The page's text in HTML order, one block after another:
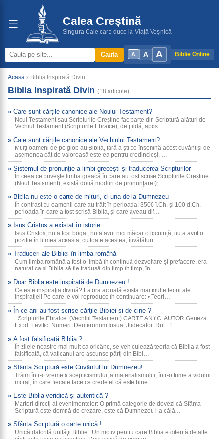
☰ Calea Creștină
Singura Cale care duce la Viață Veșnică
A A A Biblie Online
Cauta
Acasă › Biblia Inspirată Divin
Biblia Inspirată Divin (18 articole)
Care sunt cărțile canonice ale Noului Testament?
Noul Testament sau Scripturile Creștine fac parte din Scriptură alături de
Vechiul Testament (Scripturile Ebraice), de pildă, apos…
Care sunt cărțile canonice ale Vechiului Testament?
Mulți oameni de pe glob au Biblia, fără a ști ce însemnă acest cuvânt și de
asemenea cât de valoroasă este ea pentru credincioși, …
Sistemul de pronunţie a limbi greceşti și traducerea Scripturilor
În ceea ce priveşte limba greacă în care au fost scrise Scripturile Creștine
(Noul Testament), există două moduri de pronunţare (r…
Biblia nu este o carte de mituri, ci una de la Dumnezeu
În contrast cu oamenii care au trăit în perioada: 3500 î.Ch. și 100 d.Ch.
perioada în care a fost scrisă Biblia, și care aveau dif…
Isus Cristos a existat în istorie
Isus Cristos, nu a fost bogat, nu a avut nici măcar o locuință, nu a avut o
poziție în lumea aceasta, cu toate acestea, învățături…
Traduceri ale Bibliei în limba română
Cum limba română a fost o limbă în continuă dezvoltare şi prefacere, era
natural ca şi Biblia să fie tradusă din timp în timp, în …
Doar Biblia este inspirată de Dumnezeu !
Ce este inspiraţia divină? La ora actuală exista mai multe teorii ale
inspiraţiei! Pe care le voi reproduce în continuare: • Teori…
În ce ani au fost scrise cărţile Bibliei si de cine ?
Scripturile Ebraice: (Vechiul Testament) CARTE AN î.C. AUTOR Geneza
Exod Levitic Numeri Deuteronom Iosua Judecatori Rut 1…
A fost falsificată Biblia ?
În zilele noastre mai mult ca oricând, se vehiculează teoria că Biblia a fost
falsificată, că vaticanul are ascunse părţi din Bibl…
Sfânta Scriptură este Cuvântul lui Dumnezeu!
Trăim într-o vreme a scepticismului, a materialismului, într-o lume a vidului
moral, în care fiecare face ce crede el că este bine…
Este Biblia veridică şi autentică ?
Martori direcţi ai evenimentelor: O primă categorie de dovezi că Sfânta
Scriptură este demnă de crezare, este că Dumnezeu i-a călă…
Sfânta Scriptură o carte unică !
Unică datorită unităţii Bibliei: Un motiv pentru care Biblia e diferită de alte